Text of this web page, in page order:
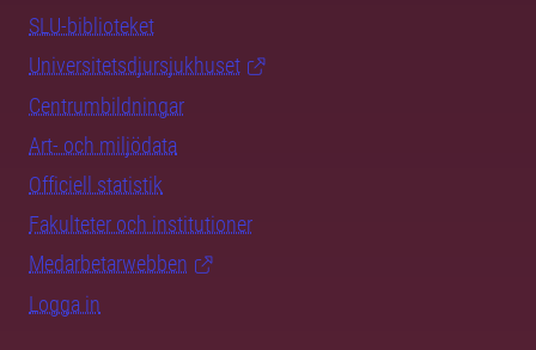
SLU-biblioteket
Universitetsdjursjukhuset
Centrumbildningar
Art- och miljödata
Officiell statistik
Fakulteter och institutioner
Medarbetarwebben
Logga in